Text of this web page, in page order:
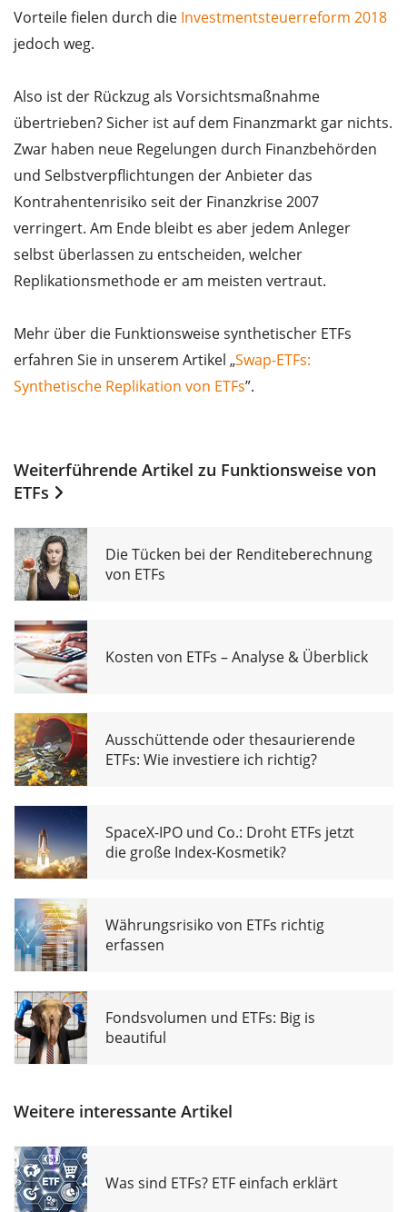
Vorteile fielen durch die Investmentsteuerreform 2018
jedoch weg.
Also ist der Rückzug als Vorsichtsmaßnahme
übertrieben? Sicher ist auf dem Finanzmarkt gar nichts.
Zwar haben neue Regelungen durch Finanzbehörden
und Selbstverpflichtungen der Anbieter das
Kontrahentenrisiko seit der Finanzkrise 2007
verringert. Am Ende bleibt es aber jedem Anleger
selbst überlassen zu entscheiden, welcher
Replikationsmethode er am meisten vertraut.
Mehr über die Funktionsweise synthetischer ETFs
erfahren Sie in unserem Artikel „Swap-ETFs:
Synthetische Replikation von ETFs”.
Weiterführende Artikel zu Funktionsweise von
ETFs
Die Tücken bei der Renditeberechnung
von ETFs
Kosten von ETFs – Analyse & Überblick
Ausschüttende oder thesaurierende
ETFs: Wie investiere ich richtig?
SpaceX-IPO und Co.: Droht ETFs jetzt
die große Index-Kosmetik?
Währungsrisiko von ETFs richtig
erfassen
Fondsvolumen und ETFs: Big is
beautiful
Weitere interessante Artikel
Was sind ETFs? ETF einfach erklärt